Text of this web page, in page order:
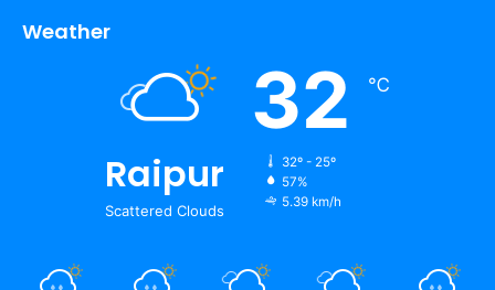
Weather
Raipur
Scattered Clouds
32 ℃
32º - 25º
57%
5.39 km/h